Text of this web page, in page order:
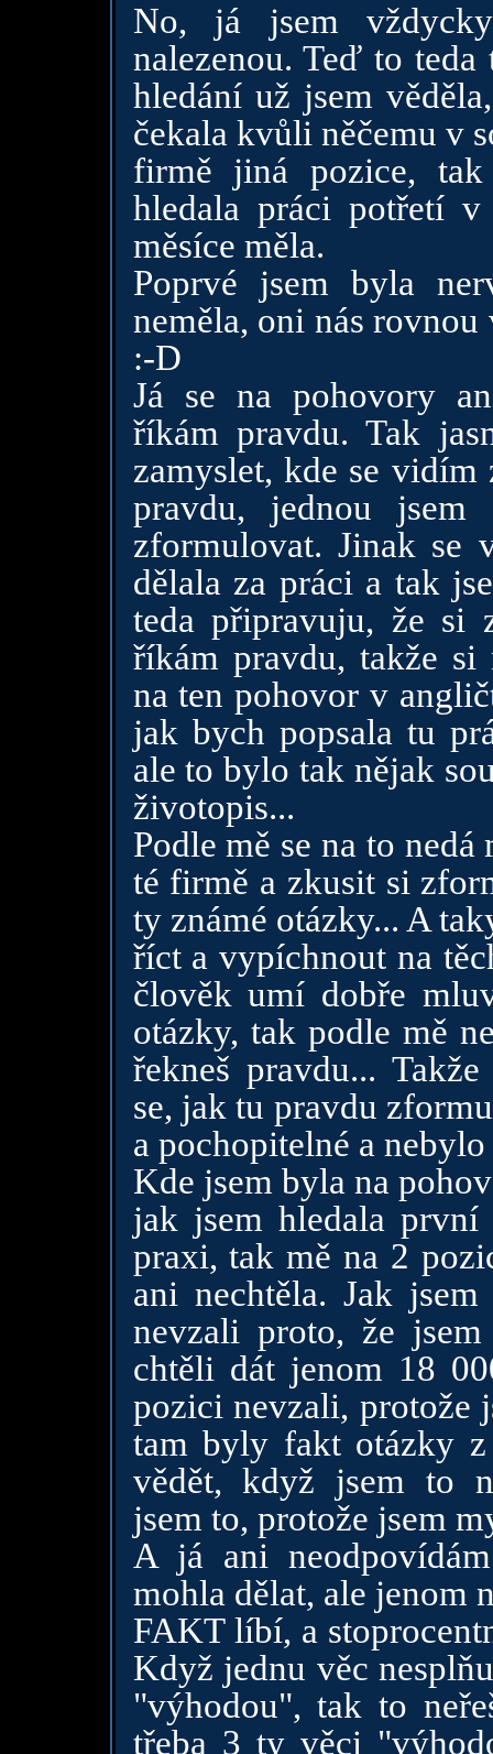
No, já jsem
nalezenou. Teď to
hledání už jsem
čekala kvůli něčemu v
firmě jiná pozice,
hledala práci potřetí
měsíce měla.
Poprvé jsem byla
neměla, oni nás
:-D
Já se na pohovory
říkám pravdu. Tak
zamyslet, kde se
pravdu, jednou
zformulovat. Jinak se
dělala za práci a tak
teda připravuju, že si
říkám pravdu, takže si
na ten pohovor v
jak bych popsala tu
ale to bylo tak nějak
životopis...
Podle mě se na to
té firmě a zkusit si
ty známé otázky... A
říct a vypíchnout na
člověk umí dobře
otázky, tak podle mě
řekneš pravdu...
se, jak tu pravdu
a pochopitelné a
Kde jsem byla na
jak jsem hledala
praxi, tak mě na 2
ani nechtěla. Jak
nevzali proto, že
chtěli dát jenom 18
pozici nevzali, protože
tam byly fakt otázky
vědět, když jsem to
jsem to, protože jsem
A já ani
mohla dělat, ale jenom
FAKT líbí, a
Když jednu věc
"výhodou", tak to
třeba 3 ty věci